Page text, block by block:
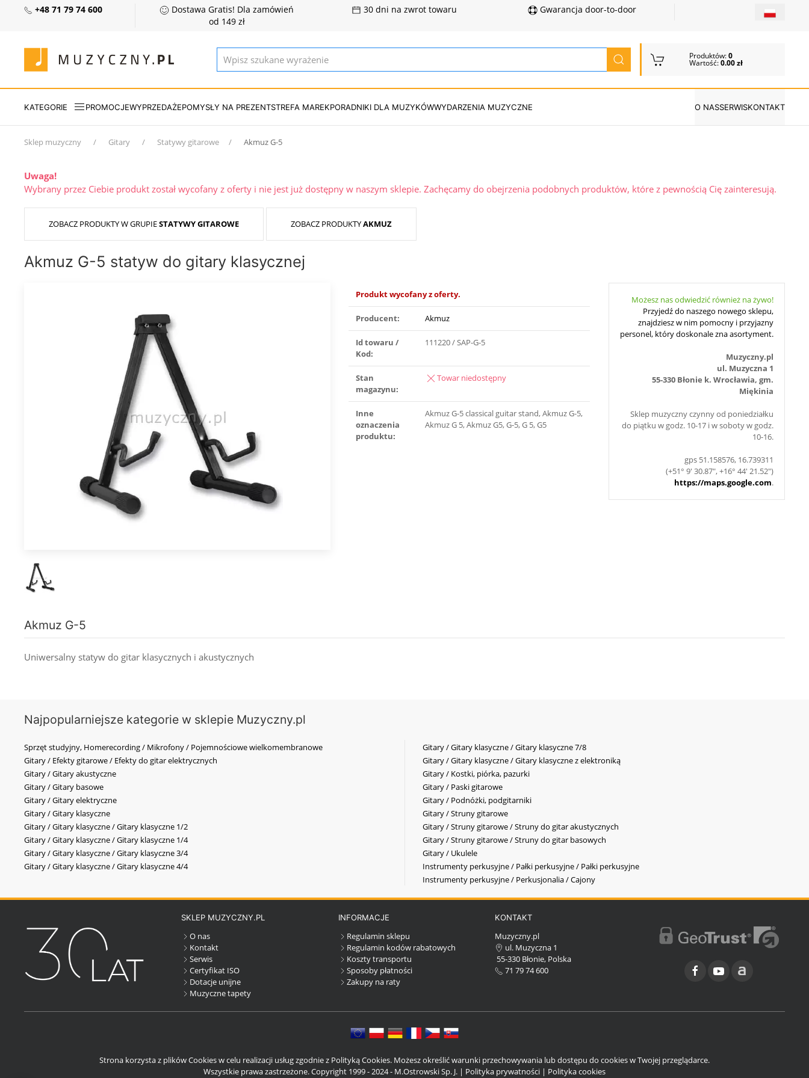
+48 71 79 74 600
Dostawa Gratis! Dla zamówień
od 149 zł
30 dni na zwrot towaru Gwarancja door-to-door
Produktów:0
Wartość:0.00 zł
KATEGORIE PROMOCJEWYPRZEDAŻEPOMYSŁY NA PREZENTSTREFA MAREKPORADNIKI DLA MUZYKÓWWYDARZENIA MUZYCZNE O NASSERWISKONTAKT
Sklep muzyczny Gitary Statywy gitarowe Akmuz G-5
Uwaga!
Wybrany przez Ciebie produkt został wycofany z oferty i nie jest już dostępny w naszym sklepie. Zachęcamy do obejrzenia podobnych produktów, które z pewnością Cię zainteresują.
ZOBACZ PRODUKTY W GRUPIESTATYWY GITAROWE ZOBACZ PRODUKTYAKMUZ
Akmuz G-5 statyw do gitary klasycznej
Produkt wycofany z oferty.
Producent: Akmuz
Id towaru /
Kod:
111220 / SAP-G-5
Stan
magazynu:
Towar niedostępny
Inne
oznaczenia
produktu:
Akmuz G-5 classical guitar stand, Akmuz G-5,
Akmuz G 5, Akmuz G5, G-5, G 5, G5
Możesz nas odwiedzić również na żywo!
Przyjedź do naszego nowego sklepu,
znajdziesz w nim pomocny i przyjazny
personel, który doskonale zna asortyment.
Muzyczny.pl
ul. Muzyczna 1
55-330 Błonie k. Wrocławia, gm.
Miękinia
Sklep muzyczny czynny od poniedziałku
do piątku w godz. 10-17 i w soboty w godz.
10-16.
gps 51.158576, 16.739311
(+51° 9' 30.87", +16° 44' 21.52")
https://maps.google.com.
Akmuz G-5
Uniwersalny statyw do gitar klasycznych i akustycznych
Najpopularniejsze kategorie w sklepie Muzyczny.pl
Sprzęt studyjny, Homerecording / Mikrofony / Pojemnościowe wielkomembranowe
Gitary / Efekty gitarowe / Efekty do gitar elektrycznych
Gitary / Gitary akustyczne
Gitary / Gitary basowe
Gitary / Gitary elektryczne
Gitary / Gitary klasyczne
Gitary / Gitary klasyczne / Gitary klasyczne 1/2
Gitary / Gitary klasyczne / Gitary klasyczne 1/4
Gitary / Gitary klasyczne / Gitary klasyczne 3/4
Gitary / Gitary klasyczne / Gitary klasyczne 4/4
Gitary / Gitary klasyczne / Gitary klasyczne 7/8
Gitary / Gitary klasyczne / Gitary klasyczne z elektroniką
Gitary / Kostki, piórka, pazurki
Gitary / Paski gitarowe
Gitary / Podnóżki, podgitarniki
Gitary / Struny gitarowe
Gitary / Struny gitarowe / Struny do gitar akustycznych
Gitary / Struny gitarowe / Struny do gitar basowych
Gitary / Ukulele
Instrumenty perkusyjne / Pałki perkusyjne / Pałki perkusyjne
Instrumenty perkusyjne / Perkusjonalia / Cajony
SKLEP MUZYCZNY.PL
O nas
Kontakt
Serwis
Certyfikat ISO
Dotacje unijne
Muzyczne tapety
INFORMACJE
Regulamin sklepu
Regulamin kodów rabatowych
Koszty transportu
Sposoby płatności
Zakupy na raty
KONTAKT
Muzyczny.pl
ul. Muzyczna 1
55-330 Błonie, Polska
71 79 74 600
Strona korzysta z plików Cookies w celu realizacji usług zgodnie z Polityką Cookies. Możesz określić warunki przechowywania lub dostępu do cookies w Twojej przeglądarce.
Wszystkie prawa zastrzeżone. Copyright 1999 - 2024 - M.Ostrowski Sp. J. | Polityka prywatności | Polityka cookies